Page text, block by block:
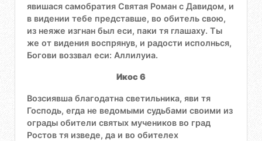
явишася самобратия Святая Роман с Давидом, и
в видении тебе представше, во обитель свою,
из неяже изгнан был еси, паки тя глашаху. Ты
же от видения воспрянув, и радости исполнься,
Богови воззвал еси: Аллилуиа.
Икос 6
Возсиявша благодатна светильника, яви тя
Господь, егда не ведомыми судьбами своими из
ограды обители святых мучеников во град
Ростов тя изведе, да и во обителех